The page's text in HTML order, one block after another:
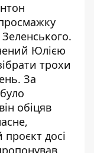
Юлією
трохи
За
обіцяв
досі